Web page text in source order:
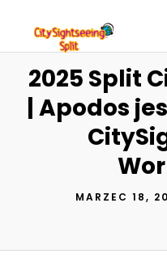
2025 Split
| Apodos
MARZEC 18,